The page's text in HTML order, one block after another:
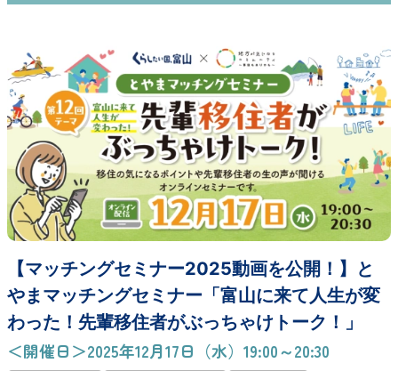
【マッチングセミナー2025動画を公開！】と
やまマッチングセミナー「富山に来て人生が変
わった！先輩移住者がぶっちゃけトーク！」
＜開催日＞2025年12月17日（水）19:00～20:30